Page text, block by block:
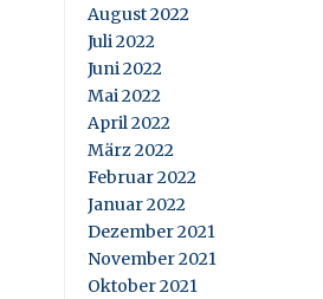
August 2022
Juli 2022
Juni 2022
Mai 2022
April 2022
März 2022
Februar 2022
Januar 2022
Dezember 2021
November 2021
Oktober 2021